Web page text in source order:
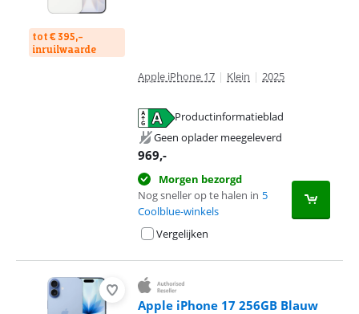
tot € 395,-
inruilwaarde
Apple iPhone 17 | Klein | 2025
Productinformatieblad
Geen oplader meegeleverd
969,-
Morgen bezorgd
Nog sneller op te halen in 5
Coolblue-winkels
Vergelijken
Apple iPhone 17 256GB Blauw